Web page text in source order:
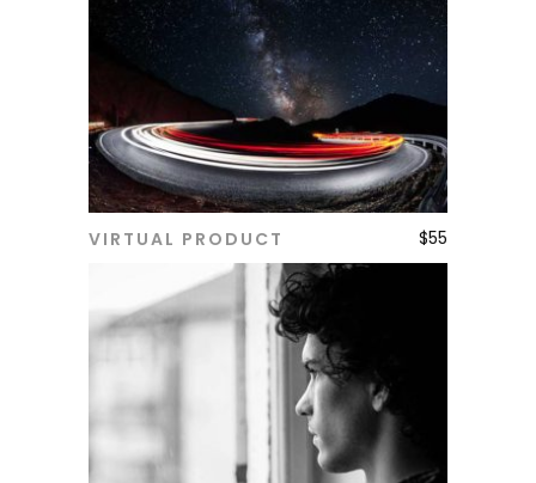
ADD TO CART
VIRTUAL PRODUCT $55